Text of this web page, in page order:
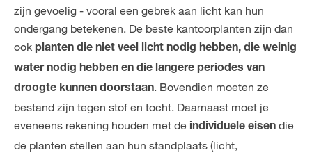
zijn gevoelig - vooral een gebrek aan licht kan hun
ondergang betekenen. De beste kantoorplanten zijn dan
ook planten die niet veel licht nodig hebben, die weinig
water nodig hebben en die langere periodes van
droogte kunnen doorstaan. Bovendien moeten ze
bestand zijn tegen stof en tocht. Daarnaast moet je
eveneens rekening houden met de individuele eisen die
de planten stellen aan hun standplaats (licht,